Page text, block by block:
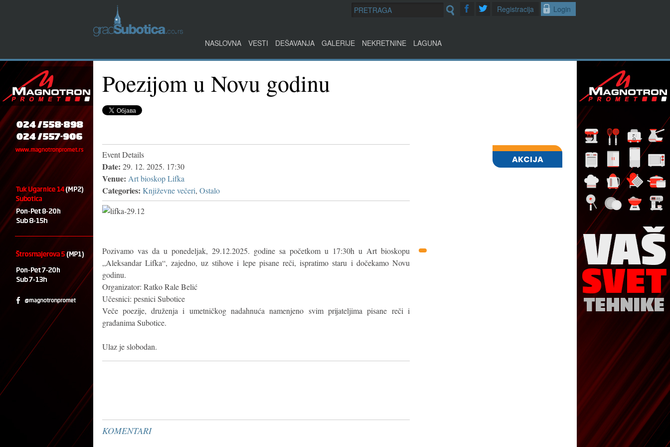
Login
Registracija
NASLOVNA VESTI DEŠAVANJA GALERIJE NEKRETNINE LAGUNA
Poezijom u Novu godinu
Event Details
Date: 29. 12. 2025. 17:30
Venue: Art bioskop Lifka
Categories: Književne večeri, Ostalo
Pozivamo vas da u ponedeljak, 29.12.2025. godine sa početkom u 17:30h u Art bioskopu
„Aleksandar Lifka“, zajedno, uz stihove i lepe pisane reči, ispratimo staru i dočekamo Novu
godinu.
Organizator: Ratko Rale Belić
Učesnici: pesnici Subotice
Veče poezije, druženja i umetničkog nadahnuća namenjeno svim prijateljima pisane reči i
građanima Subotice.
Ulaz je slobodan.
KOMENTARI